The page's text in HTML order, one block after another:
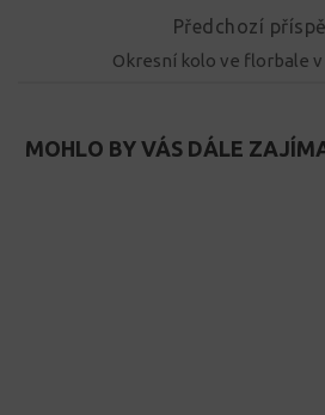
Předchozí
Okresní kolo ve florbale
MOHLO BY VÁS DÁLE